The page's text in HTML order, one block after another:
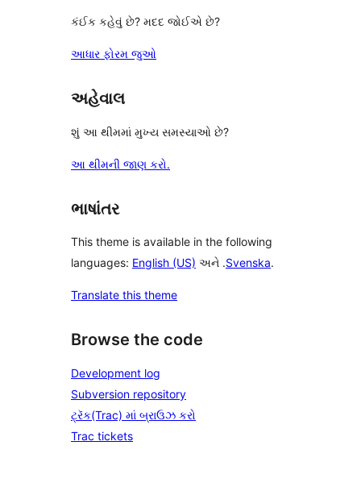
કંઈક કહેવું છે? મદદ જોઈએ છે?
આધાર ફોરમ જુઓ
અહેવાલ
શું આ થીમમાં મુખ્ય સમસ્યાઓ છે?
આ થીમની જાણ કરો.
ભાષાંતર
This theme is available in the following
languages: English (US) અને .Svenska.
Translate this theme
Browse the code
Development log
Subversion repository
ટ્રૅક(Trac) માં બ્રાઉઝ કરો
Trac tickets